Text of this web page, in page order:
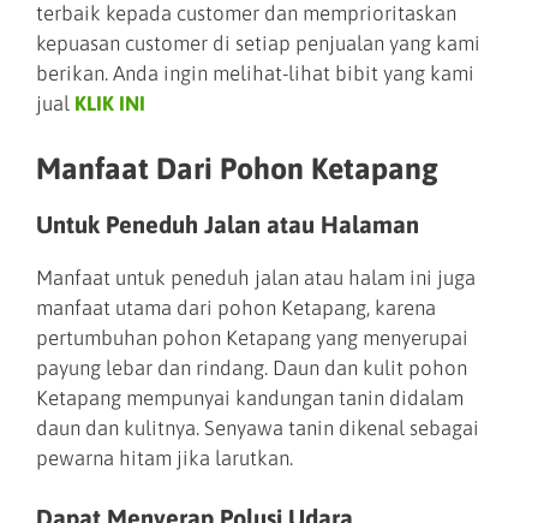
terbaik kepada customer dan memprioritaskan
kepuasan customer di setiap penjualan yang kami
berikan. Anda ingin melihat-lihat bibit yang kami
jual KLIK INI
Manfaat Dari Pohon Ketapang
Untuk Peneduh Jalan atau Halaman
Manfaat untuk peneduh jalan atau halam ini juga
manfaat utama dari pohon Ketapang, karena
pertumbuhan pohon Ketapang yang menyerupai
payung lebar dan rindang. Daun dan kulit pohon
Ketapang mempunyai kandungan tanin didalam
daun dan kulitnya. Senyawa tanin dikenal sebagai
pewarna hitam jika larutkan.